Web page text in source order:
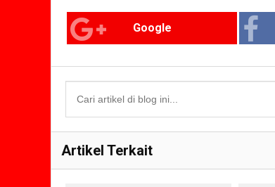
Google
Artikel Terkait